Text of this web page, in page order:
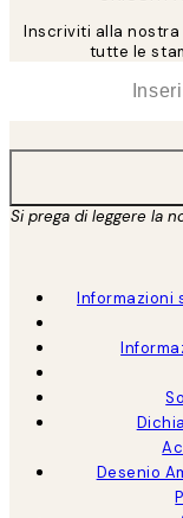
Inscriviti alla nostra
tutte le
Si prega di leggere la
Informazioni
Desenio